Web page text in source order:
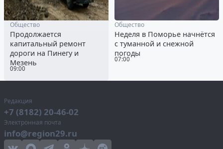
09:00
Общество
Продолжается
капитальный ремонт
дороги на Пинегу и
Мезень
07:00
Общество
Неделя в Поморье начнётся
с туманной и снежной
погоды
Редакция
+7 (8182) 20-46-02
Электронная почта
info@region29.ru